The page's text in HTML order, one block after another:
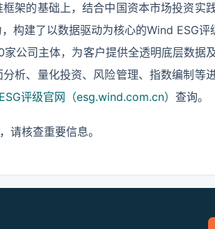
架的基础上，结合中国资本市场投资实
构建了以数据驱动为核心的Wind ESG评
公司主体，为客户提供全透明底层数据
析、量化投资、风险管理、指数编制等
评级官网（esg.wind.com.cn） 查询。
请核查重要信息。